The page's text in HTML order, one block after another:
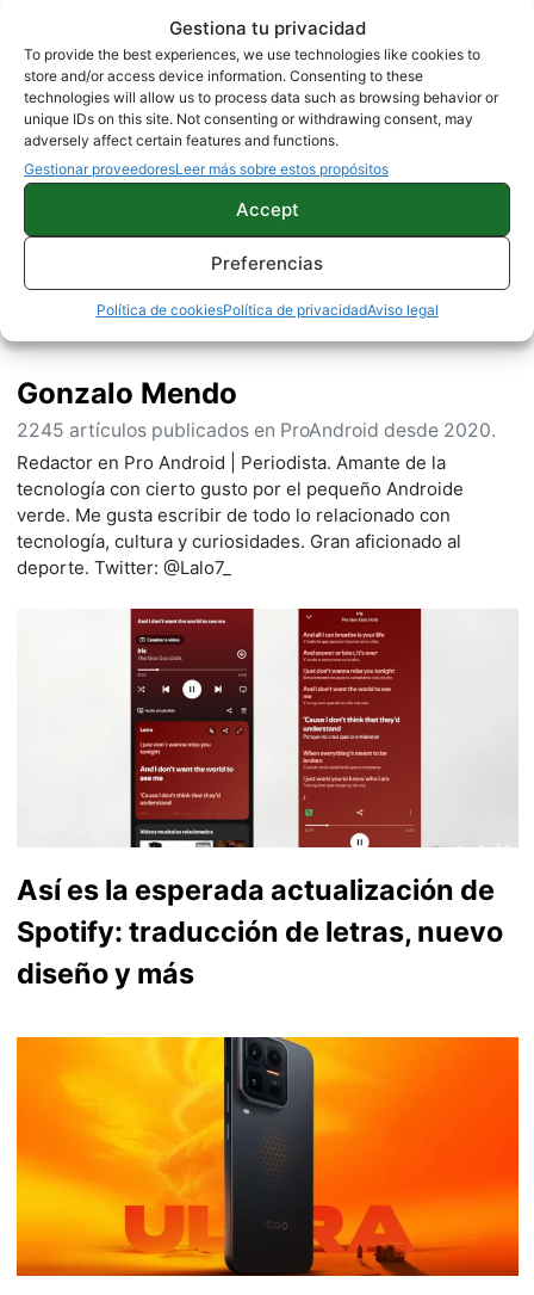
Gestiona tu privacidad
To provide the best experiences, we use technologies like cookies to
store and/or access device information. Consenting to these
technologies will allow us to process data such as browsing behavior or
unique IDs on this site. Not consenting or withdrawing consent, may
adversely affect certain features and functions.
Gestionar proveedoresLeer más sobre estos propósitos
Accept
Preferencias
Política de cookiesPolítica de privacidadAviso legal
Sobre este autor
Gonzalo Mendo
2245 artículos publicados en ProAndroid desde 2020.
Redactor en Pro Android | Periodista. Amante de la
tecnología con cierto gusto por el pequeño Androide
verde. Me gusta escribir de todo lo relacionado con
tecnología, cultura y curiosidades. Gran aficionado al
deporte. Twitter: @Lalo7_
Así es la esperada actualización de
Spotify: traducción de letras, nuevo
diseño y más